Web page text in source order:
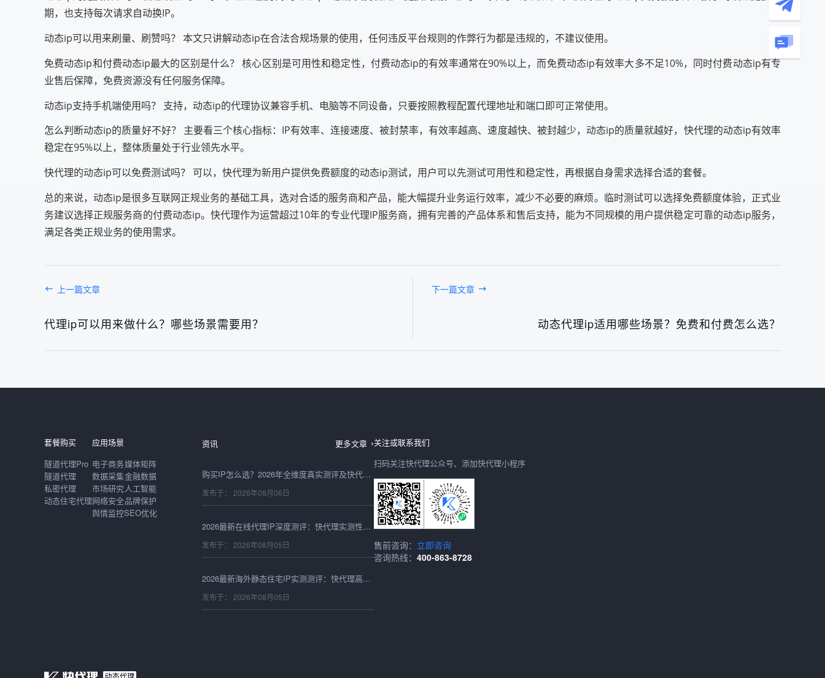
期，也支持每次请求自动换IP。
动态ip可以用来刷量、刷赞吗？ 本文只讲解动态ip在合法合规场景的使用，任何违反平台规则的作弊行为都是违规的，不建议使用。
免费动态ip和付费动态ip最大的区别是什么？ 核心区别是可用性和稳定性，付费动态ip的有效率通常在90%以上，而免费动态ip有效率大多不足10%，同时付费动态ip有专
业售后保障，免费资源没有任何服务保障。
动态ip支持手机端使用吗？ 支持，动态ip的代理协议兼容手机、电脑等不同设备，只要按照教程配置代理地址和端口即可正常使用。
怎么判断动态ip的质量好不好？ 主要看三个核心指标：IP有效率、连接速度、被封禁率，有效率越高、速度越快、被封越少，动态ip的质量就越好，快代理的动态ip有效率
稳定在95%以上，整体质量处于行业领先水平。
快代理的动态ip可以免费测试吗？ 可以，快代理为新用户提供免费额度的动态ip测试，用户可以先测试可用性和稳定性，再根据自身需求选择合适的套餐。
总的来说，动态ip是很多互联网正规业务的基础工具，选对合适的服务商和产品，能大幅提升业务运行效率，减少不必要的麻烦。临时测试可以选择免费额度体验，正式业
务建议选择正规服务商的付费动态ip。快代理作为运营超过10年的专业代理IP服务商，拥有完善的产品体系和售后支持，能为不同规模的用户提供稳定可靠的动态ip服务，
满足各类正规业务的使用需求。
上一篇文章
代理ip可以用来做什么？哪些场景需要用？
下一篇文章
动态代理ip适用哪些场景？免费和付费怎么选？
套餐购买
隧道代理Pro
隧道代理
私密代理
动态住宅代理
应用场景
电子商务
数据采集
市场研究
网络安全
舆情监控
媒体矩阵
金融数据
人工智能
品牌保护
SEO优化
资讯 更多文章
发布于： 2026年08月06日
购买IP怎么选？2026年全维度真实测评及快代理合规选型避坑指南
发布于： 2026年08月06日
2026最新在线代理IP深度测评：快代理实测性能、稳定性与选型避坑全指南
发布于： 2026年08月05日
2026最新海外静态住宅IP实测测评：快代理高匿稳定表现全维度解析
发布于： 2026年08月05日
关注或联系我们
扫码关注快代理公众号、添加快代理小程序
售前咨询： 立即咨询
咨询热线： 400-863-8728